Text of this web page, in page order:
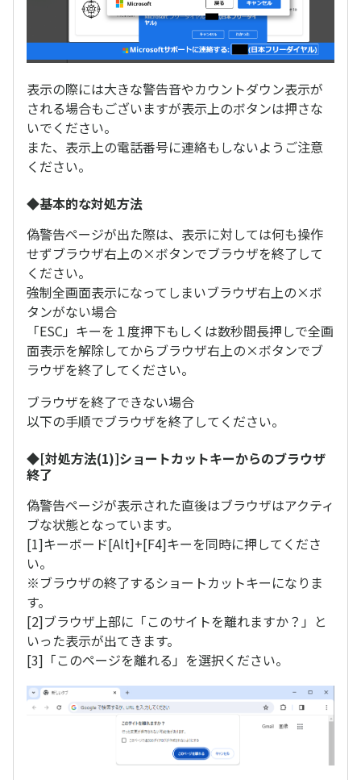
表示の際には大きな警告音やカウントダウン表示が
される場合もございますが表示上のボタンは押さな
いでください。
また、表示上の電話番号に連絡もしないようご注意
ください。
◆基本的な対処方法
偽警告ページが出た際は、表示に対しては何も操作
せずブラウザ右上の×ボタンでブラウザを終了して
ください。
強制全画面表示になってしまいブラウザ右上の×ボ
タンがない場合
「ESC」キーを１度押下もしくは数秒間長押しで全画
面表示を解除してからブラウザ右上の×ボタンでブ
ラウザを終了してください。
ブラウザを終了できない場合
以下の手順でブラウザを終了してください。
◆[対処方法(1)]ショートカットキーからのブラウザ
終了
偽警告ページが表示された直後はブラウザはアクティ
ブな状態となっています。
[1]キーボード[Alt]+[F4]キーを同時に押してくださ
い。
※ブラウザの終了するショートカットキーになりま
す。
[2]ブラウザ上部に「このサイトを離れますか？」と
いった表示が出てきます。
[3]「このページを離れる」を選択ください。